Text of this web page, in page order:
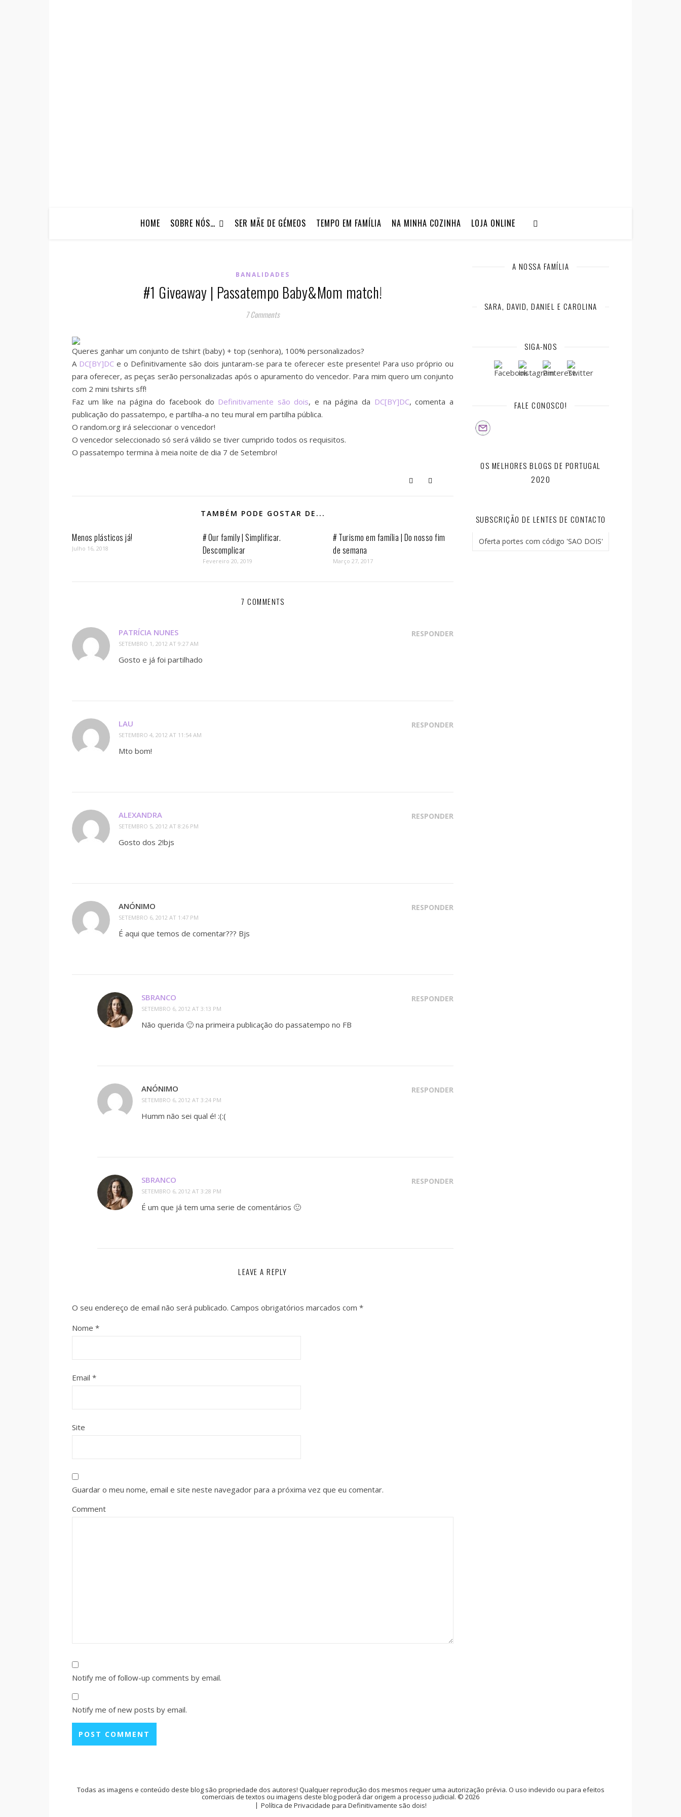
HOME SOBRE NÓS… SER MÃE DE GÉMEOS TEMPO EM FAMÍLIA NA MINHA COZINHA LOJA ONLINE
BANALIDADES
#1 Giveaway | Passatempo Baby&Mom match!
7 Comments
Queres ganhar um conjunto de tshirt (baby) + top (senhora), 100% personalizados?
A DC[BY]DCe o Definitivamente são dois juntaram-se para te oferecer este presente! Para uso próprio ou
para oferecer, as peças serão personalizadas após o apuramento do vencedor. Para mim quero um conjunto
com 2 mini tshirts sff!
Faz um like na página do facebook do Definitivamente são dois, e na página da DC[BY]DC, comenta a
publicação do passatempo, e partilha-a no teu mural em partilha pública.
O random.org irá seleccionar o vencedor!
O vencedor seleccionado só será válido se tiver cumprido todos os requisitos.
O passatempo termina à meia noite de dia 7 de Setembro!
TAMBÉM PODE GOSTAR DE...
Menos plásticos já!
Julho 16, 2018
# Our family | Simplificar.
Descomplicar
Fevereiro 20, 2019
# Turismo em família | Do nosso fim
de semana
Março 27, 2017
7 COMMENTS
PATRÍCIA NUNES
SETEMBRO 1, 2012 AT 9:27 AM
RESPONDER
Gosto e já foi partilhado
LAU
SETEMBRO 4, 2012 AT 11:54 AM
RESPONDER
Mto bom!
ALEXANDRA
SETEMBRO 5, 2012 AT 8:26 PM
RESPONDER
Gosto dos 2!bjs
ANÓNIMO
SETEMBRO 6, 2012 AT 1:47 PM
RESPONDER
É aqui que temos de comentar??? Bjs
SBRANCO
SETEMBRO 6, 2012 AT 3:13 PM
RESPONDER
Não querida 🙂 na primeira publicação do passatempo no FB
ANÓNIMO
SETEMBRO 6, 2012 AT 3:24 PM
RESPONDER
Humm não sei qual é! :(:(
SBRANCO
SETEMBRO 6, 2012 AT 3:28 PM
RESPONDER
É um que já tem uma serie de comentários 🙂
LEAVE A REPLY
O seu endereço de email não será publicado. Campos obrigatórios marcados com *
Nome *
Email *
Site
Guardar o meu nome, email e site neste navegador para a próxima vez que eu comentar.
Comment
Notify me of follow-up comments by email.
Notify me of new posts by email.
A NOSSA FAMÍLIA
SARA, DAVID, DANIEL E CAROLINA
SIGA-NOS
FALE CONOSCO!
OS MELHORES BLOGS DE PORTUGAL
2020
SUBSCRIÇÃO DE LENTES DE CONTACTO
Oferta portes com código 'SAO DOIS'
Todas as imagens e conteúdo deste blog são propriedade dos autores! Qualquer reprodução dos mesmos requer uma autorização prévia. O uso indevido ou para efeitos
comerciais de textos ou imagens deste blog poderá dar origem a processo judicial. © 2026
Política de Privacidade para Definitivamente são dois!